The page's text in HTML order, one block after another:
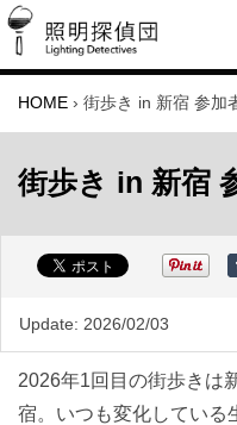
HOME › 街歩き in 新宿 参加
街歩き in 新宿
Update: 2026/02/03
2026年1回目の街歩きは
宿。いつも変化している